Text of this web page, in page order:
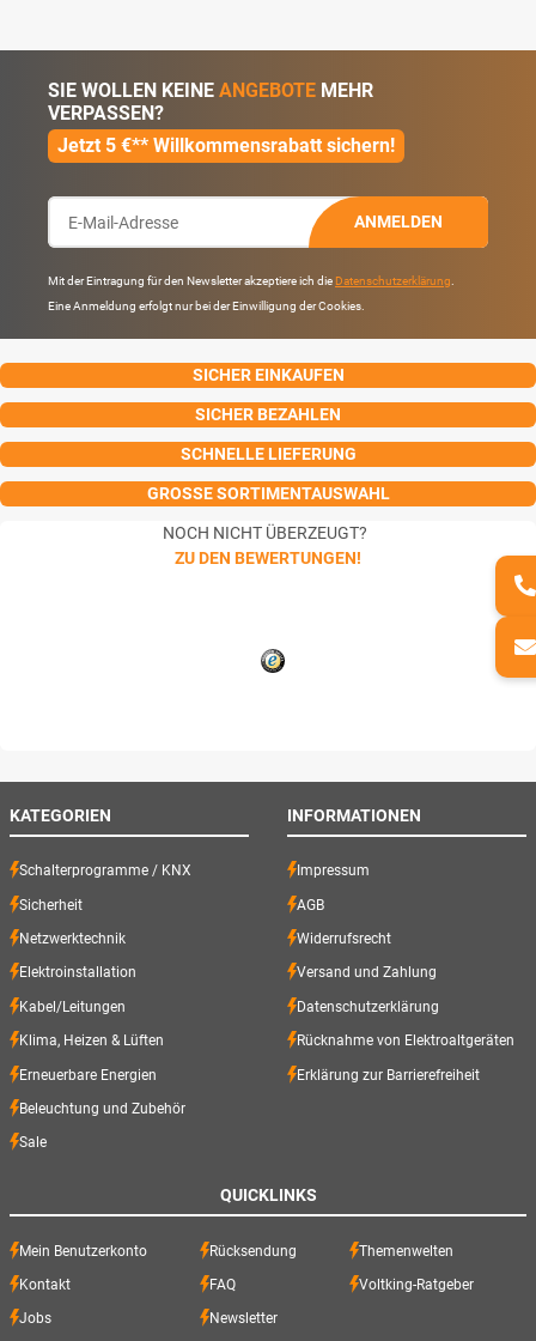
SIE WOLLEN KEINE ANGEBOTE MEHR
VERPASSEN?
Jetzt 5 €** Willkommensrabatt sichern!
ANMELDEN
Mit der Eintragung für den Newsletter akzeptiere ich die Datenschutzerklärung
Eine Anmeldung erfolgt nur bei der Einwilligung der Cookies.
SICHER EINKAUFEN
SICHER BEZAHLEN
SCHNELLE LIEFERUNG
GROSSE SORTIMENTAUSWAHL
NOCH NICHT ÜBERZEUGT?
ZU DEN BEWERTUNGEN!
KATEGORIEN
Schalterprogramme / KNX
Sicherheit
Netzwerktechnik
Elektroinstallation
Kabel/Leitungen
Klima, Heizen & Lüften
Erneuerbare Energien
Beleuchtung und Zubehör
Sale
INFORMATIONEN
Impressum
AGB
Widerrufsrecht
Versand und Zahlung
Datenschutzerklärung
Rücknahme von Elektroaltgeräten
Erklärung zur Barrierefreiheit
QUICKLINKS
Mein Benutzerkonto Rücksendung Themenwelten
Kontakt FAQ Voltking-Ratgeber
Jobs Newsletter